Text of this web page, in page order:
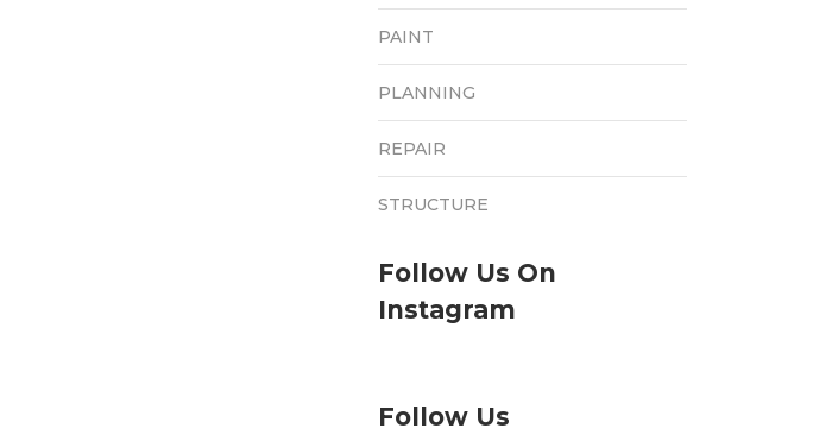
PAINT
PLANNING
REPAIR
STRUCTURE
Follow Us On
Instagram
Follow Us